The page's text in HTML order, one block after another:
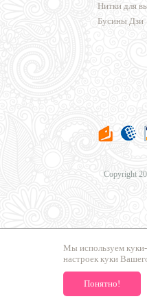
Мы используем
настроек куки
Понятно!
Нитки для
Бусины Дзи
Copyright
Мы